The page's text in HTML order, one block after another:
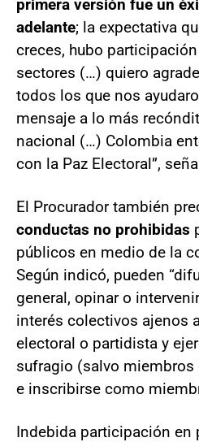
primera versión fue un
adelante; la expectativa
creces, hubo
sectores (…) quiero
todos los que nos
mensaje a lo más
nacional (…) Colombia
con la Paz Electoral”,
El Procurador también
conductas no prohibidas
públicos en medio de la
Según indicó, pueden
general, opinar o
interés colectivos ajenos
electoral o partidista y
sufragio (salvo miembros
e inscribirse como
Indebida participación en